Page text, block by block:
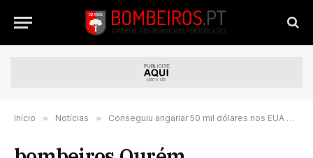
Início » Notícias » Conseguiu angariar 50 mil dólares nos EUA para bombeiros em Portugal